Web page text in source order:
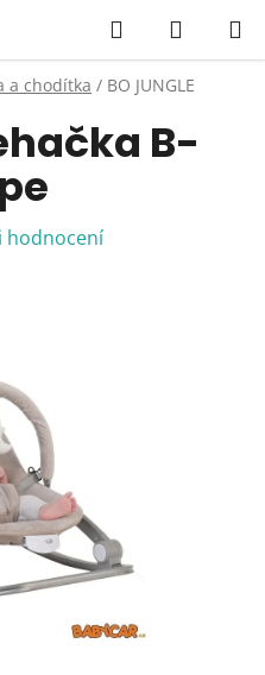
Hledat
KOŠÍK
a chodítka / BO JUNGLE
B-
hodnocení